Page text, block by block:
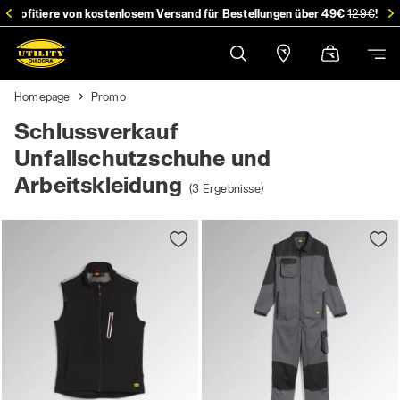
Profitiere von kostenlosem Versand für Bestellungen über 49€129€!
Homepage Promo
Schlussverkauf
Unfallschutzschuhe und
Arbeitskleidung
(3 Ergebnisse)